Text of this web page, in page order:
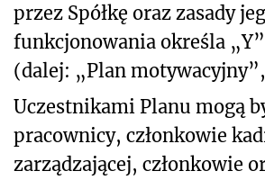
przez Spółkę oraz zasady
funkcjonowania określa
(dalej: „Plan
Uczestnikami Planu mogą
pracownicy, członkowie
zarządzającej, członkowie